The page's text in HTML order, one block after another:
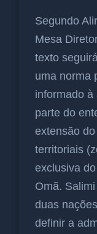
Segundo
Mesa
texto
uma norma
informado à
parte do
extensão
territoriais
exclusiva
Omã.
duas
definir a